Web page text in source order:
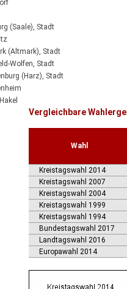
(Saale), Stadt
(Altmark), Stadt
Wolfen, Stadt
(Harz), Stadt
Hackpfüffel
(Saale), Stadt
(Anhalt), Stadt
Roßlau, Stadt
Vergleichbare
Wahl
Kreistagswahl 2014
Kreistagswahl 2007
Kreistagswahl 2004
Kreistagswahl 1999
Kreistagswahl 1994
Bundestagswahl 2017
Landtagswahl 2016
Europawahl 2014